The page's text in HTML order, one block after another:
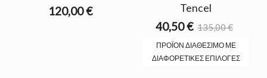
120,00 €
Tencel
40,50 € 135,00 €
ΠΡΟΪΌΝ ΔΙΑΘΈΣΙΜΟ ΜΕ
ΔΙΑΦΟΡΕΤΙΚΈΣ ΕΠΙΛΟΓΈΣ